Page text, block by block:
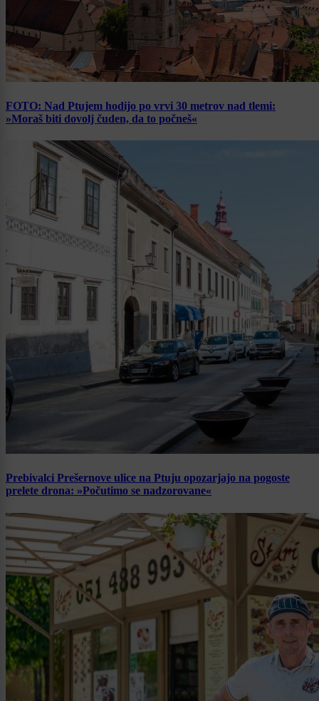
FOTO: Nad Ptujem hodijo po vrvi 30 metrov nad tlemi:
»Moraš biti dovolj čuden, da to počneš«
Prebivalci Prešernove ulice na Ptuju opozarjajo na pogoste
prelete drona: »Počutimo se nadzorovane«